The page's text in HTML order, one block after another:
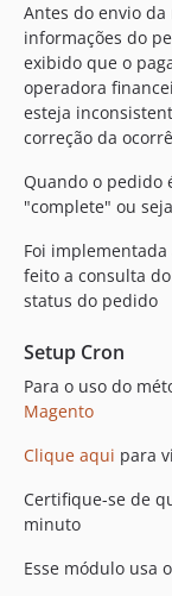
Antes do envio
informações do
exibido que o
operadora
esteja
correção da
Quando o pedido
"complete" ou
Foi
feito a consulta
status do pedido
Setup Cron
Para o uso do
Magento
Clique aqui para
Certifique-se de
minuto
Esse módulo usa